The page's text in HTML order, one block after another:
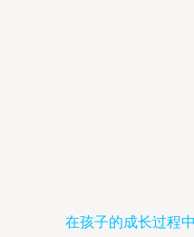
在孩子的成长过程